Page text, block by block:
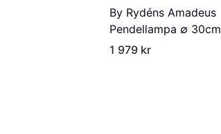
By Rydéns Amadeus
Pendellampa ∅ 30cm
1 979 kr